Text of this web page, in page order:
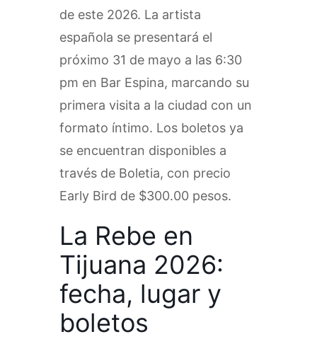
de este 2026. La artista
española se presentará el
próximo 31 de mayo a las 6:30
pm en Bar Espina, marcando su
primera visita a la ciudad con un
formato íntimo. Los boletos ya
se encuentran disponibles a
través de Boletia, con precio
Early Bird de $300.00 pesos.
La Rebe en
Tijuana 2026:
fecha, lugar y
boletos